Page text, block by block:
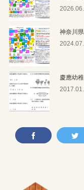
神奈川
慶應幼